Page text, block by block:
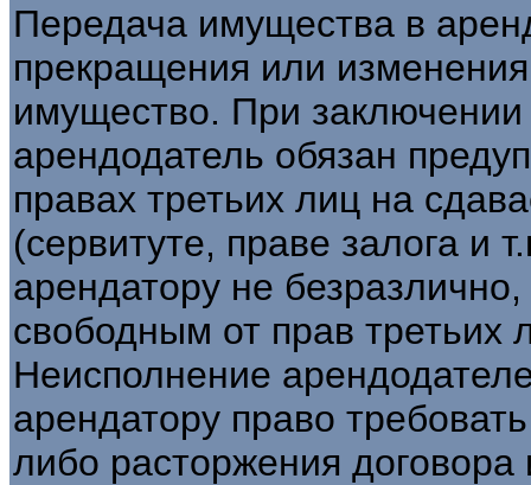
Передача имущества в
прекращения или
имущество. При
арендодатель обязан
правах третьих лиц на
(сервитуте, праве залога и
арендатору не
свободным от прав
Неисполнение
арендатору право
либо расторжения